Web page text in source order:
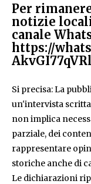
Per
notizie
canale
https://
Si precisa: La
un'intervista
non implica
parziale, dei
rappresentare
storiche anche di
Le dichiarazioni